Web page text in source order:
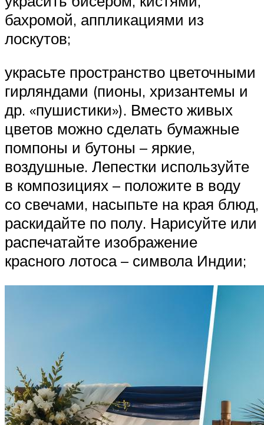
бахромой, аппликациями из
лоскутов;
украсьте пространство цветочными
гирляндами (пионы, хризантемы и
др. «пушистики»). Вместо живых
цветов можно сделать бумажные
помпоны и бутоны – яркие,
воздушные. Лепестки используйте
в композициях – положите в воду
со свечами, насыпьте на края блюд,
раскидайте по полу. Нарисуйте или
распечатайте изображение
красного лотоса – символа Индии;